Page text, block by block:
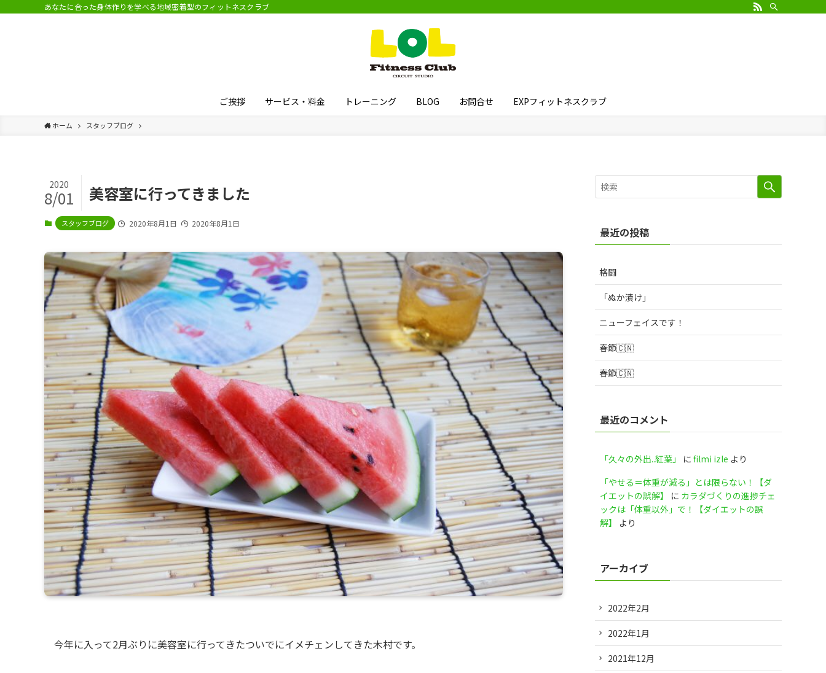
あなたに合った身体作りを学べる地域密着型のフィットネスクラブ
ご挨拶 サービス・料金 トレーニング BLOG お問合せ EXPフィットネスクラブ
ホーム スタッフブログ
美容室に行ってきました
2020
8/01
スタッフブログ 2020年8月1日 2020年8月1日
今年に入って2月ぶりに美容室に行ってきたついでにイメチェンしてきた木村です。
最近の投稿
格闘
「ぬか漬け」
ニューフェイスです！
春節🇨🇳
春節🇨🇳
最近のコメント
「久々の外出..紅葉」 に filmi izle より
「やせる＝体重が減る」とは限らない！【ダ
イエットの誤解】
に カラダづくりの進捗チェ
ックは「体重以外」で！【ダイエットの誤
解】
より
アーカイブ
2022年2月
2022年1月
2021年12月